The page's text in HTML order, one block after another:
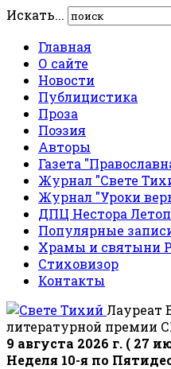
Искать...
Главная
О сайте
Новости
Публицистика
Проза
Поэзия
Авторы
Газета
Журнал "Свете
Журнал "Уроки
ДПЦ Нестора
Популярные
Храмы и святыни
Стиховизор
Контакты
Лауреат
литературной премии
9 августа 2026 г. ( 27
Неделя 10-я по